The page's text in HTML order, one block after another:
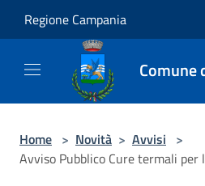
Regione Campania
Comune
Home > Novità > Avvisi >
Avviso Pubblico Cure termali